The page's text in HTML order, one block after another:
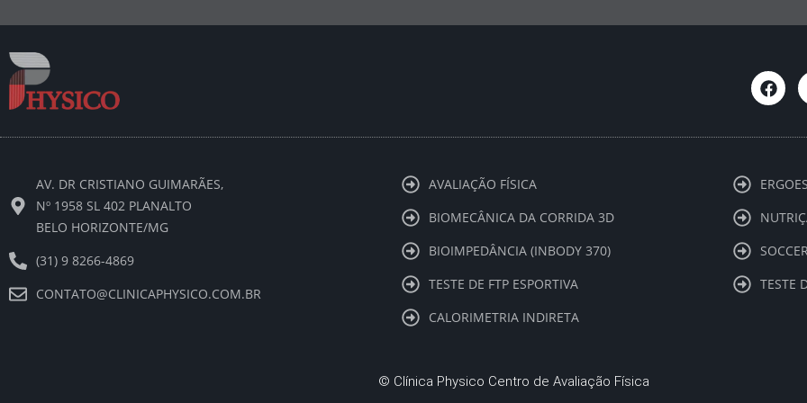
c
e
b
o
AV. DR CRISTIANO GUIMARÃES,
Nº 1958 SL 402 PLANALTO
BELO HORIZONTE/MG
(31) 9 8266-4869
CONTATO@CLINICAPHYSICO.COM.BR
AVALIAÇÃO FÍSICA
BIOMECÂNICA DA CORRIDA 3D
BIOIMPEDÂNCIA (INBODY 370)
TESTE DE FTP ESPORTIVA
CALORIMETRIA INDIRETA
TESTE
© Clínica Physico Centro de Avaliação Física